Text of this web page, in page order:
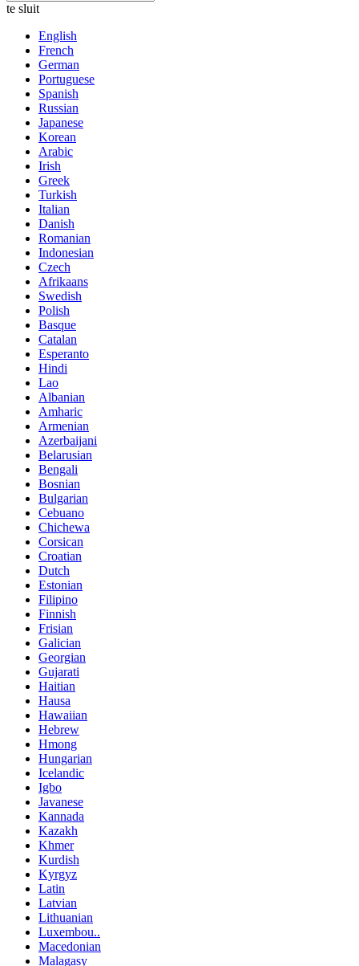
te sluit
English
French
German
Portuguese
Spanish
Russian
Japanese
Korean
Arabic
Irish
Greek
Turkish
Italian
Danish
Romanian
Indonesian
Czech
Afrikaans
Swedish
Polish
Basque
Catalan
Esperanto
Hindi
Lao
Albanian
Amharic
Armenian
Azerbaijani
Belarusian
Bengali
Bosnian
Bulgarian
Cebuano
Chichewa
Corsican
Croatian
Dutch
Estonian
Filipino
Finnish
Frisian
Galician
Georgian
Gujarati
Haitian
Hausa
Hawaiian
Hebrew
Hmong
Hungarian
Icelandic
Igbo
Javanese
Kannada
Kazakh
Khmer
Kurdish
Kyrgyz
Latin
Latvian
Lithuanian
Luxembou..
Macedonian
Malagasy